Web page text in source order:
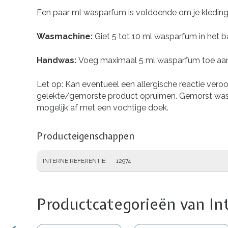
Een paar ml wasparfum is voldoende om je
Wasmachine: Giet 5 tot 10 ml wasparfum in het
Handwas: Voeg maximaal 5 ml wasparfum toe
Let op: Kan eventueel een allergische reactie
gelekte/gemorste product opruimen. Gemorst
mogelijk af met een vochtige doek.
Producteigenschappen
INTERNE REFERENTIE 12974
Productcategorieën van